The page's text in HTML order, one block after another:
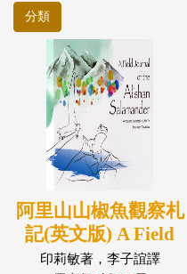
分類
阿里山山椒魚觀察札
記(英文版) A Field
Journal of the
印莉敏著，李子誼譯